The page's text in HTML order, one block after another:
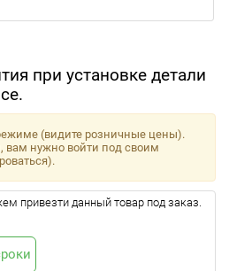
при установке детали
(видите розничные цены).
вам нужно войти под своим
привезти данный товар под заказ.